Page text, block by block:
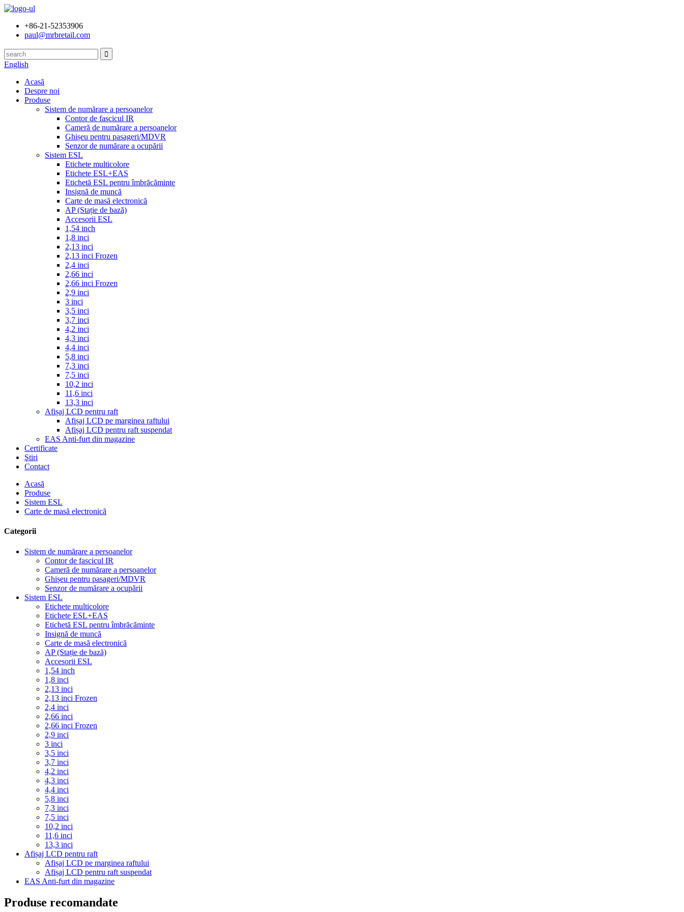
+86-21-52353906
paul@mrbretail.com
English
Acasă
Despre noi
Produse
Sistem de numărare a persoanelor
Contor de fascicul IR
Cameră de numărare a persoanelor
Ghișeu pentru pasageri/MDVR
Senzor de numărare a ocupării
Sistem ESL
Etichete multicolore
Etichete ESL+EAS
Etichetă ESL pentru îmbrăcăminte
Insignă de muncă
Carte de masă electronică
AP (Stație de bază)
Accesorii ESL
1,54 inch
1,8 inci
2,13 inci
2,13 inci Frozen
2,4 inci
2,66 inci
2,66 inci Frozen
2,9 inci
3 inci
3,5 inci
3,7 inci
4,2 inci
4,3 inci
4,4 inci
5,8 inci
7,3 inci
7,5 inci
10,2 inci
11,6 inci
13,3 inci
Afișaj LCD pentru raft
Afișaj LCD pe marginea raftului
Afișaj LCD pentru raft suspendat
EAS Anti-furt din magazine
Certificate
Ştiri
Contact
Acasă
Produse
Sistem ESL
Carte de masă electronică
Categorii
Sistem de numărare a persoanelor
Contor de fascicul IR
Cameră de numărare a persoanelor
Ghișeu pentru pasageri/MDVR
Senzor de numărare a ocupării
Sistem ESL
Etichete multicolore
Etichete ESL+EAS
Etichetă ESL pentru îmbrăcăminte
Insignă de muncă
Carte de masă electronică
AP (Stație de bază)
Accesorii ESL
1,54 inch
1,8 inci
2,13 inci
2,13 inci Frozen
2,4 inci
2,66 inci
2,66 inci Frozen
2,9 inci
3 inci
3,5 inci
3,7 inci
4,2 inci
4,3 inci
4,4 inci
5,8 inci
7,3 inci
7,5 inci
10,2 inci
11,6 inci
13,3 inci
Afișaj LCD pentru raft
Afișaj LCD pe marginea raftului
Afișaj LCD pentru raft suspendat
EAS Anti-furt din magazine
Produse recomandate